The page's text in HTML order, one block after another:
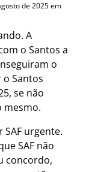
de 2025 em
A
o Santos a
o
o Santos
se não
mesmo.
SAF urgente.
SAF não
concordo,